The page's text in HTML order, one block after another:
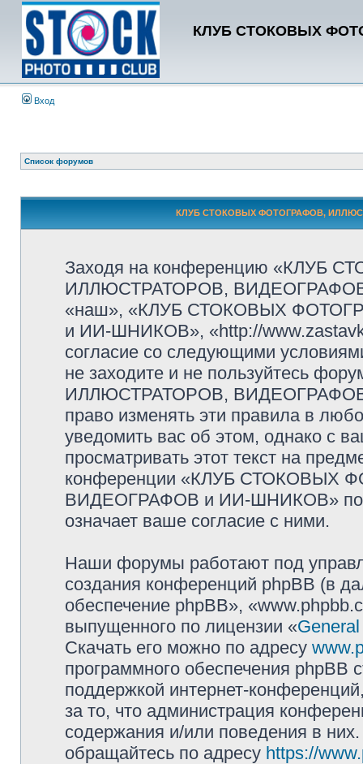
КЛУБ СТОКОВЫХ
Вход
Список форумов
КЛУБ СТОКОВЫХ ФОТОГРАФОВ,
Заходя на конференцию «КЛУБ
ИЛЛЮСТРАТОРОВ,
«наш», «КЛУБ СТОКОВЫХ
и ИИ-ШНИКОВ», «http://
согласие со следующими
не заходите и не пользуйтесь
ИЛЛЮСТРАТОРОВ, ВИДЕОГРАФОВ
право изменять эти правила в
уведомить вас об этом, однако с
просматривать этот текст на
конференции «КЛУБ
ВИДЕОГРАФОВ и ИИ-ШНИКОВ»
означает ваше согласие с ними.
Наши форумы работают под
создания конференций phpBB (в
обеспечение phpBB»,
выпущенного по лицензии «
Скачать его можно по адресу
программного обеспечения phpBB
поддержкой интернет-
за то, что администрация
содержания и/или поведения в
обращайтесь по адресу https://